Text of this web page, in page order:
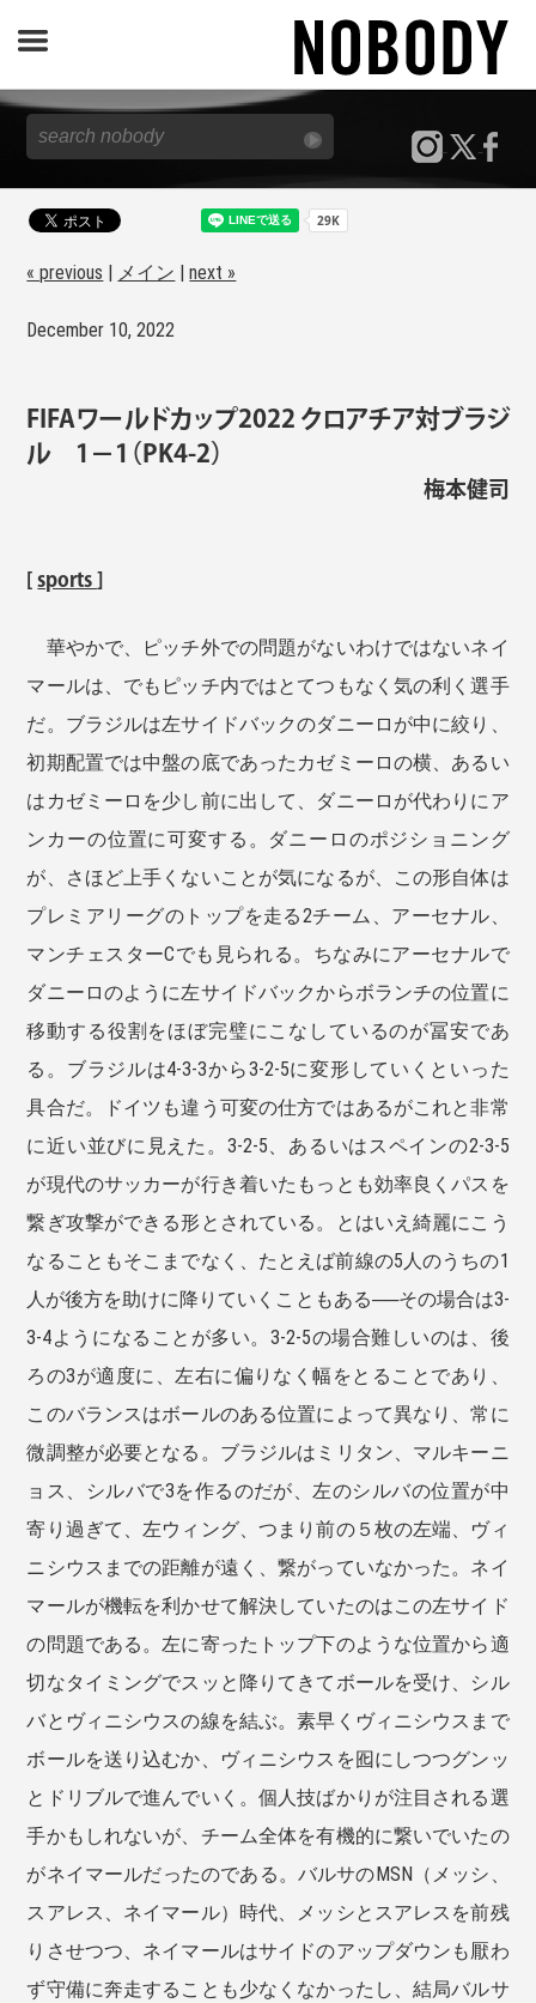
JOURNAL
SPECIAL
REPORT
NOBODY STORE
« previous メイン |next »
December 10, 2022
FIFAワールドカップ2022 クロアチア対ブラジ
ル 1−1（PK4-2）
梅本健司
[sports]
華やかで、ピッチ外での問題がないわけではないネイ
マールは、でもピッチ内ではとてつもなく気の利く選手
だ。ブラジルは左サイドバックのダニーロが中に絞り、
初期配置では中盤の底であったカゼミーロの横、あるい
はカゼミーロを少し前に出して、ダニーロが代わりにア
ンカーの位置に可変する。ダニーロのポジショニング
が、さほど上手くないことが気になるが、この形自体は
プレミアリーグのトップを走る2チーム、アーセナル、
マンチェスターCでも見られる。ちなみにアーセナルで
ダニーロのように左サイドバックからボランチの位置に
移動する役割をほぼ完璧にこなしているのが冨安であ
る。ブラジルは4-3-3から3-2-5に変形していくといった
具合だ。ドイツも違う可変の仕方ではあるがこれと非常
に近い並びに見えた。3-2-5、あるいはスペインの2-3-5
が現代のサッカーが行き着いたもっとも効率良くパスを
繋ぎ攻撃ができる形とされている。とはいえ綺麗にこう
なることもそこまでなく、たとえば前線の5人のうちの1
人が後方を助けに降りていくこともある──その場合は3-
3-4ようになることが多い。3-2-5の場合難しいのは、後
ろの3が適度に、左右に偏りなく幅をとることであり、
このバランスはボールのある位置によって異なり、常に
微調整が必要となる。ブラジルはミリタン、マルキーニ
ョス、シルバで3を作るのだが、左のシルバの位置が中
寄り過ぎて、左ウィング、つまり前の５枚の左端、ヴィ
ニシウスまでの距離が遠く、繋がっていなかった。ネイ
マールが機転を利かせて解決していたのはこの左サイド
の問題である。左に寄ったトップ下のような位置から適
切なタイミングでスッと降りてきてボールを受け、シル
バとヴィニシウスの線を結ぶ。素早くヴィニシウスまで
ボールを送り込むか、ヴィニシウスを囮にしつつグンッ
とドリブルで進んでいく。個人技ばかりが注目される選
手かもしれないが、チーム全体を有機的に繋いでいたの
がネイマールだったのである。バルサのMSN（メッシ、
スアレス、ネイマール）時代、メッシとスアレスを前残
りさせつつ、ネイマールはサイドのアップダウンも厭わ
ず守備に奔走することも少なくなかったし、結局バルサ